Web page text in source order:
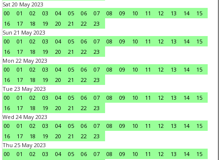
Sat 20 May 2023
00
01 02 03 04 05 06 07 08 09 10 11 12 13 14
15
16
17 18 19 20 21 22
23
Sun 21 May 2023
00
01 02 03 04 05 06 07 08 09 10 11 12 13 14
15
16
17 18 19 20 21 22
23
Mon 22 May 2023
00
01 02 03 04 05 06 07 08 09 10 11 12 13 14
15
16
17 18 19 20 21 22
23
Tue 23 May 2023
00
01 02 03 04 05 06 07 08 09 10 11 12 13 14
15
16
17 18 19 20 21 22
23
Wed 24 May 2023
00
01 02 03 04 05 06 07 08 09 10 11 12 13 14
15
16
17 18 19 20 21 22
23
Thu 25 May 2023
00
01 02 03 04 05 06 07 08 09 10 11 12 13 14
15